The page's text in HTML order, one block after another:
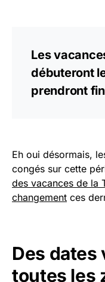
Les
débuteront
prendront
Eh oui désormais,
congés sur cette
des vacances de la
changement ces
Des dates
toutes les